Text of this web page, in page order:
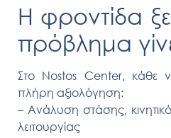
Η φροντίδα
πρόβλημα
Στο Nostos Center, κάθε
πλήρη αξιολόγηση:
– Ανάλυση στάσης,
λειτουργίας